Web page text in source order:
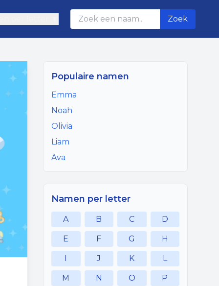
Zoek
Populaire namen
Emma
Noah
Olivia
Liam
Ava
Namen per letter
A B C D
E F G H
I J K L
M N O P